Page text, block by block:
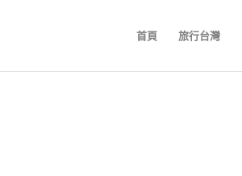
首頁 旅行台灣